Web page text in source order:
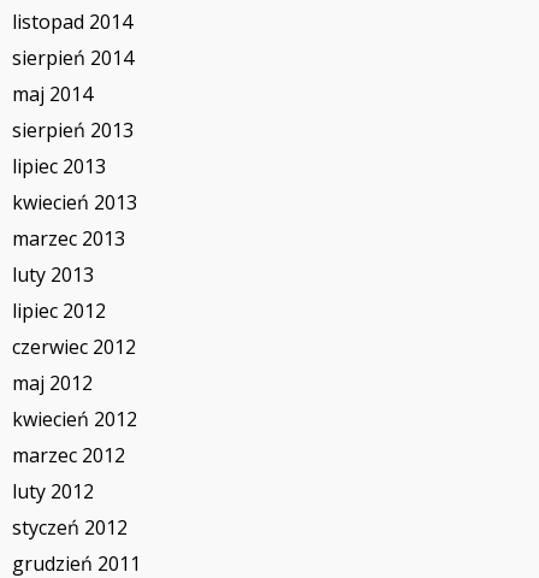
listopad 2014
sierpień 2014
maj 2014
sierpień 2013
lipiec 2013
kwiecień 2013
marzec 2013
luty 2013
lipiec 2012
czerwiec 2012
maj 2012
kwiecień 2012
marzec 2012
luty 2012
styczeń 2012
grudzień 2011